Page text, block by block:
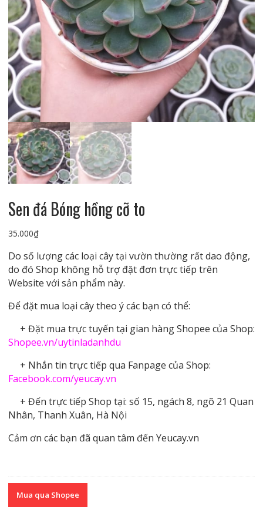
Sen đá Bóng hồng cỡ to
35.000₫
Do số lượng các loại cây tại vườn thường rất dao động,
do đó Shop không hỗ trợ đặt đơn trực tiếp trên
Website với sản phẩm này.
Để đặt mua loại cây theo ý các bạn có thể:
+ Đặt mua trực tuyến tại gian hàng Shopee của Shop:
Shopee.vn/uytinladanhdu
+ Nhắn tin trực tiếp qua Fanpage của Shop:
Facebook.com/yeucay.vn
+ Đến trực tiếp Shop tại: số 15, ngách 8, ngõ 21 Quan
Nhân, Thanh Xuân, Hà Nội
Cảm ơn các bạn đã quan tâm đến Yeucay.vn
Mua qua Shopee